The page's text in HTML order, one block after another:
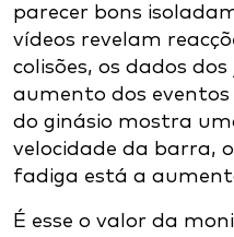
parecer bons
vídeos revelam
colisões, os dados
aumento dos
do ginásio mostra
velocidade da barra,
fadiga está a
É esse o valor da